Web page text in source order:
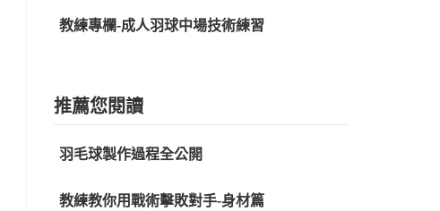
教練專欄-成人羽球中場技術練習
推薦您閱讀
羽毛球製作過程全公開
教練教你用戰術擊敗對手-身材篇